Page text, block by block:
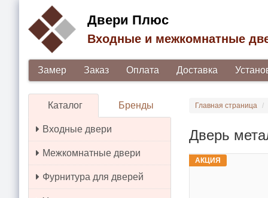
Двери Плюс
Входные и межкомнатные
Замер Заказ Оплата Доставка
Каталог Бренды
Входные двери
Межкомнатные двери
Фурнитура для дверей
Главная страница
Дверь
АКЦИЯ